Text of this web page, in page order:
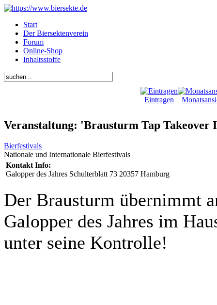
Start
Der Biersektenverein
Forum
Online-Shop
Inhaltsstoffe
Eintragen
Veranstaltung: 'Brausturm Tap Takeover
Bierfestivals
Nationale und Internationale Bierfestivals
Kontakt Info:
Galopper des Jahres Schulterblatt 73 20357 Hamburg
Der Brausturm übernimmt
Galopper des Jahres im
unter seine Kontrolle!